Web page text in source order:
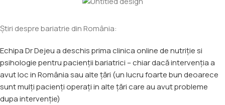
Știri despre bariatrie din România:
Echipa Dr Dejeu a deschis prima clinica online de nutriție si
psihologie pentru pacienții bariatrici – chiar dacă intervenția a
avut loc in România sau alte țări (un lucru foarte bun deoarece
sunt mulți pacienți operați in alte țări care au avut probleme
dupa intervenție)